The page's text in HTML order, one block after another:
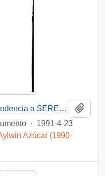
[Se remite fotocopia correspondencia a SEREMI de Justicia Valparaíso]
· 1991-4-23
Azócar (1990-